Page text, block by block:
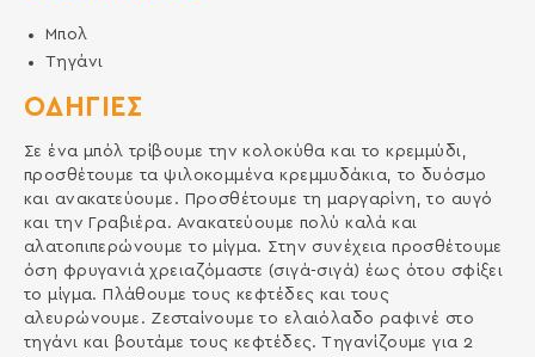
ΟΔΗΓΙΕΣ
Σε ένα μπόλ τρίβουμε την κολοκύθα και το κρεμμύδι,
προσθέτουμε τα ψιλοκομμένα κρεμμυδάκια, το δυόσμο
και ανακατεύουμε. Προσθέτουμε τη μαργαρίνη, το αυγό
και την Γραβιέρα. Ανακατεύουμε πολύ καλά και
αλατοπιπερώνουμε το μίγμα. Στην συνέχεια προσθέτουμε
όση φρυγανιά χρειαζόμαστε (σιγά-σιγά) έως ότου σφίξει
το μίγμα. Πλάθουμε τους κεφτέδες και τους
αλευρώνουμε. Ζεσταίνουμε το ελαιόλαδο ραφινέ στο
τηγάνι και βουτάμε τους κεφτέδες. Τηγανίζουμε για 2
Μπολ
Τηγάνι